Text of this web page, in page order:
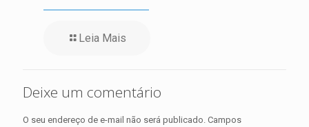
Leia Mais
Deixe um comentário
O seu endereço de e-mail não será publicado. Campos